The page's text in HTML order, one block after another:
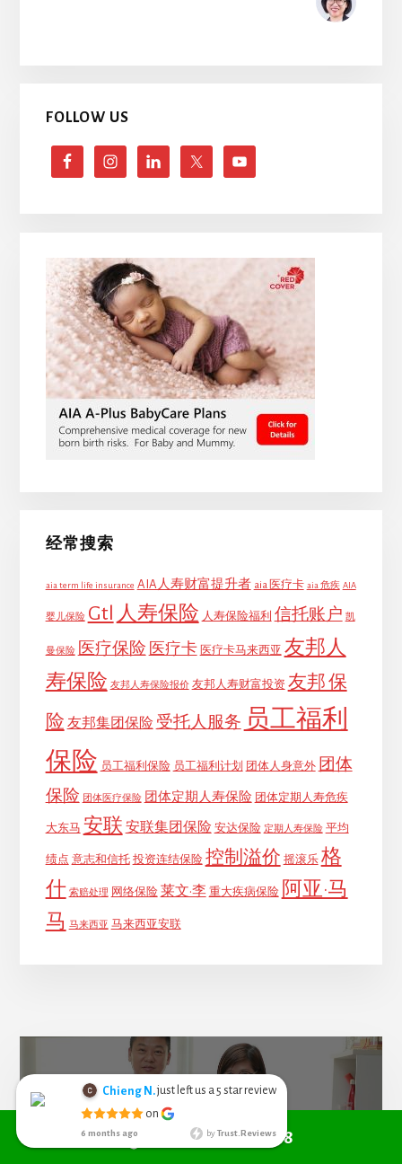
FOLLOW US
经常搜索
aia term life insurance AIA人寿财富提升者 aia 医疗卡 aia 危疾 AIA
婴儿保险 Gtl 人寿保险 人寿保险福利 信托账户 凯
曼保险 医疗保险 医疗卡 医疗卡马来西亚 友邦人
寿保险 友邦人寿保险报价 友邦人寿财富投资 友邦 保
险 友邦集团保险 受托人服务 员工福利
保险 员工福利保险 员工福利计划 团体人身意外 团体
保险 团体医疗保险 团体定期人寿保险 团体定期人寿危疾
大东马 安联 安联集团保险 安达保险 定期人寿保险 平均
绩点 意志和信托 投资连结保险 控制溢价 摇滚乐 格
什 索赔处理 网络保险 莱文·李 重大疾病保险 阿亚·马
马 马来西亚 马来西亚安联
AIA保险代理KL – 李莱文
Call +6010 361 9298
Chieng N. just left us a 5 star review
on
Chieng Nyoh
6 months ago